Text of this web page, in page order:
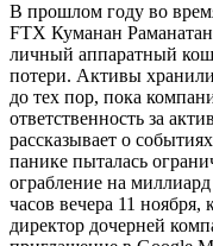
В прошлом году во
FTX Куманан
личный аппаратный
потери. Активы
до тех пор, пока
ответственность за
рассказывает о
панике пыталась
ограбление на
часов вечера 11 ноября,
директор дочерней